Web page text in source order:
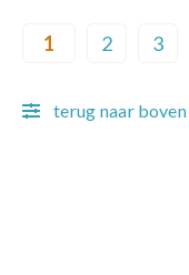
1 2 3
terug naar boven